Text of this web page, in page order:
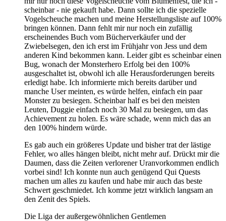
scheinbar - nie gekauft habe. Dann sollte ich die spezielle
Vogelscheuche machen und meine Herstellungsliste auf 100%
bringen können. Dann fehlt mir nur noch ein zufällig
erscheinendes Buch vom Bücherverkäufer und der
Zwiebelsegen, den ich erst im Frühjahr von Jess und dem
anderen Kind bekommen kann. Leider gibt es scheinbar einen
Bug, wonach der Monsterhero Erfolg bei den 100%
ausgeschaltet ist, obwohl ich alle Herausforderungen bereits
erledigt habe. Ich informierte mich bereits darüber und
manche User meinten, es würde helfen, einfach ein paar
Monster zu besiegen. Scheinbar half es bei den meisten
Leuten, Duggie einfach noch 30 Mal zu besiegen, um das
Achievement zu holen. Es wäre schade, wenn mich das an
den 100% hindern würde.
Es gab auch ein größeres Update und bisher trat der lästige
Fehler, wo alles hängen bleibt, nicht mehr auf. Drückt mir die
Daumen, dass die Zeiten verlorener Uranvorkommen endlich
vorbei sind! Ich konnte nun auch genügend Qui Quests
machen um alles zu kaufen und habe mir auch das beste
Schwert geschmiedet. Ich komme jetzt wirklich langsam an
den Zenit des Spiels.
Die Liga der außergewöhnlichen Gentlemen